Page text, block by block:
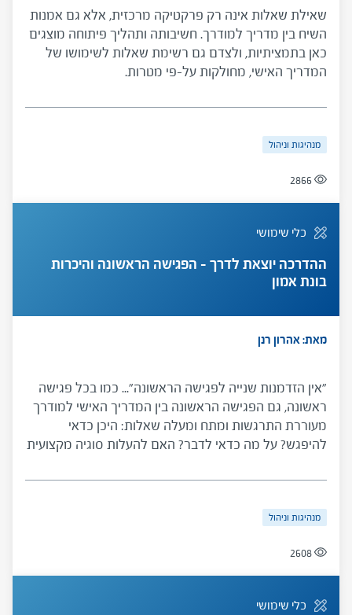
שאילת שאלות אינה רק פרקטיקה מרכזית, אלא גם אמנות
השיח בין מדריך למודרך. חשיבותה ותהליך פיתוחה מוצגים
כאן בתמציתיות, ולצדם גם רשימת שאלות לשימושו של
המדריך האישי, מחולקות על-פי מטרות.
מנהיגות וניהול
2866
כלי שימושי
ההדרכה יוצאת לדרך – הפגישה הראשונה והיכרות
בונת אמון
מאת: אהרון רנן
"אין הזדמנות שנייה לפגישה הראשונה"... כמו בכל פגישה
ראשונה, גם הפגישה הראשונה בין המדריך האישי למודרך
מעוררת התרגשות ומתח ומעלה שאלות: היכן כדאי
להיפגש? על מה כדאי לדבר? האם להעלות סוגיה מקצועית
מדריכים אישיים למנהלי בתי ספר בראשית דרכם, נועד
המסגרת והתוכן של הפגישה הראשונה.
מנהיגות וניהול
2608
כלי שימושי